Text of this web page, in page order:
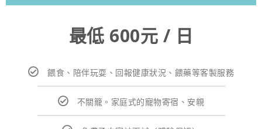
最低 600元 / 日
餵食、陪伴玩耍、回報健康狀況、餵藥等客製服務
不關籠。家庭式的寵物寄宿、安親